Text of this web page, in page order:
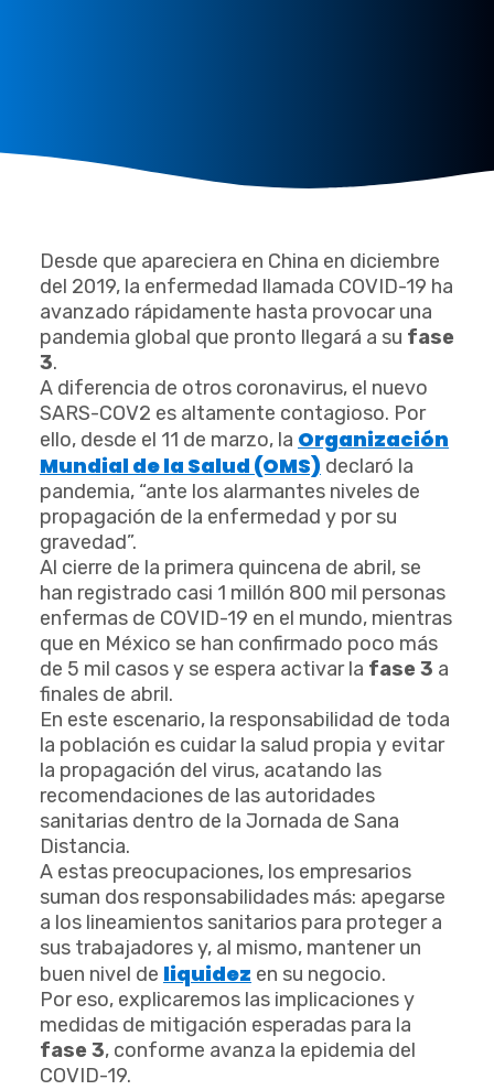
Desde que apareciera en China en diciembre
del 2019, la enfermedad llamada COVID-19 ha
avanzado rápidamente hasta provocar una
pandemia global que pronto llegará a su fase
3.
A diferencia de otros coronavirus, el nuevo
SARS-COV2 es altamente contagioso. Por
ello, desde el 11 de marzo, la Organización
Mundial de la Salud (OMS) declaró la
pandemia, “ante los alarmantes niveles de
propagación de la enfermedad y por su
gravedad”.
Al cierre de la primera quincena de abril, se
han registrado casi 1 millón 800 mil personas
enfermas de COVID-19 en el mundo, mientras
que en México se han confirmado poco más
de 5 mil casos y se espera activar la fase 3 a
finales de abril.
En este escenario, la responsabilidad de toda
la población es cuidar la salud propia y evitar
la propagación del virus, acatando las
recomendaciones de las autoridades
sanitarias dentro de la Jornada de Sana
Distancia.
A estas preocupaciones, los empresarios
suman dos responsabilidades más: apegarse
a los lineamientos sanitarios para proteger a
sus trabajadores y, al mismo, mantener un
buen nivel de liquidez en su negocio.
Por eso, explicaremos las implicaciones y
medidas de mitigación esperadas para la
fase 3, conforme avanza la epidemia del
COVID-19.